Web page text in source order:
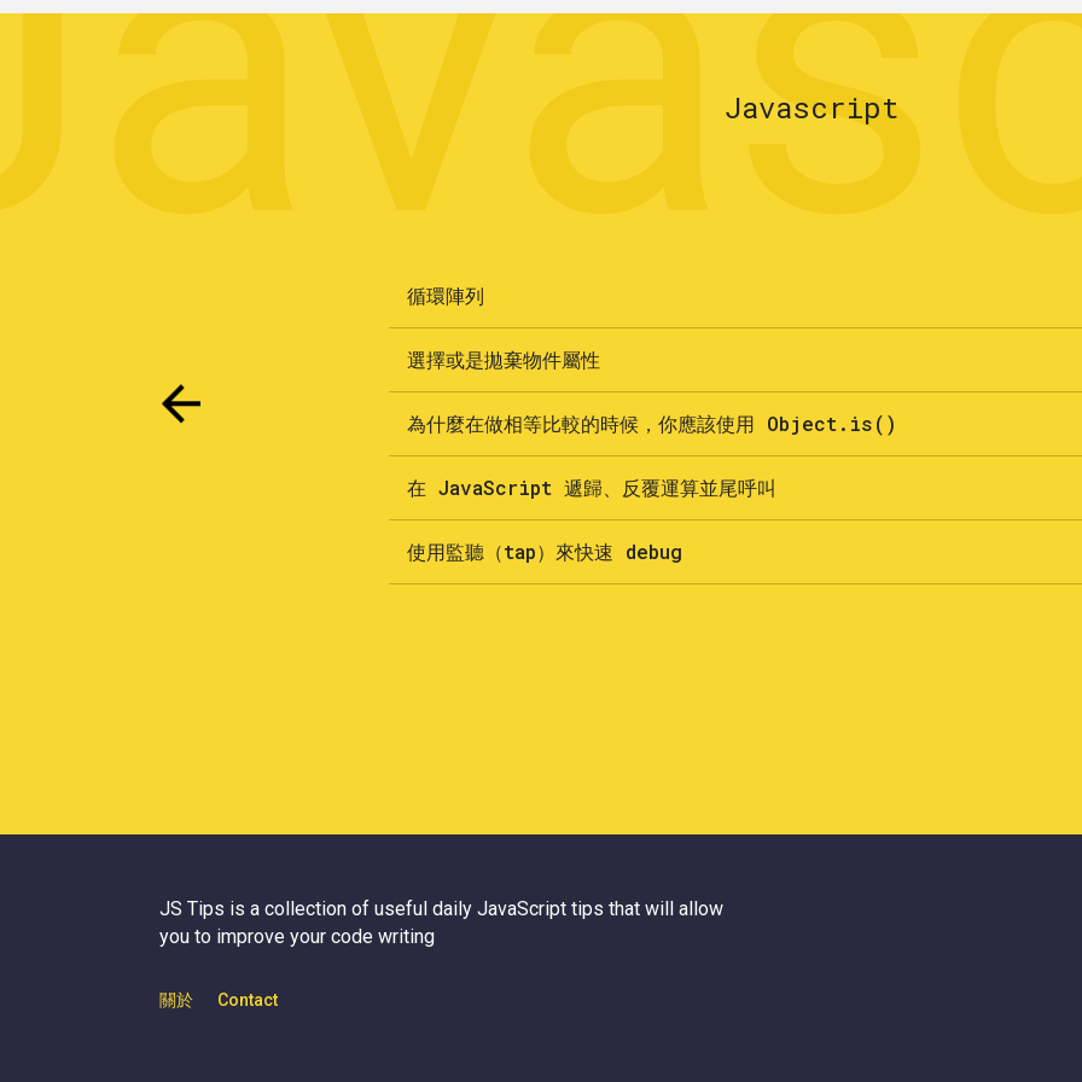
Javascript
循環陣列
選擇或是拋棄物件屬性
為什麼在做相等比較的時候，你應該使用 Object.is()
在 JavaScript 遞歸、反覆運算並尾呼叫
使用監聽（tap）來快速 debug
JS Tips is a collection of useful daily JavaScript tips that will allow
you to improve your code writing
關於 Contact